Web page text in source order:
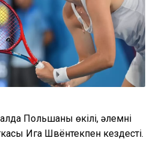
Польшаның өкілі, әлемнің
Ига Швёнтекпен кездесті.